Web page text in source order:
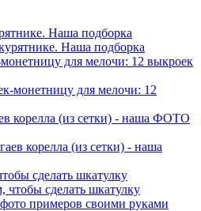
Наша подборка
для мелочи: 12 выкроек
корелла (из сетки) - наша ФОТО
сделать шкатулку
примеров своими руками